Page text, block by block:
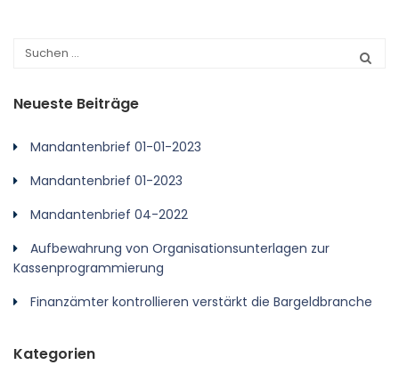
Neueste Beiträge
Mandantenbrief 01-01-2023
Mandantenbrief 01-2023
Mandantenbrief 04-2022
Aufbewahrung von Organisationsunterlagen zur
Kassenprogrammierung
Finanzämter kontrollieren verstärkt die Bargeldbranche
Kategorien